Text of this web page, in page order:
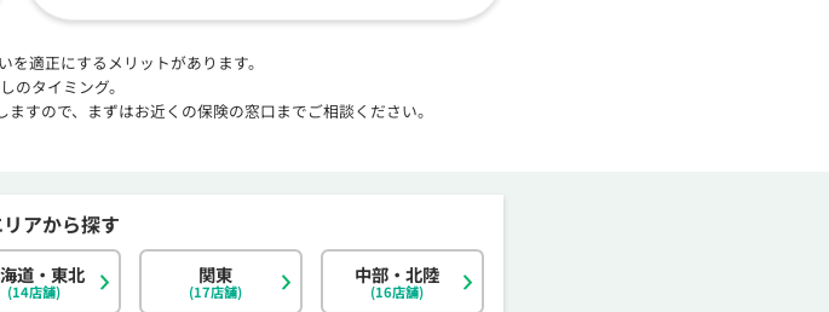
適正にするメリットがあります。
のタイミング。
すので、まずはお近くの保険の窓口までご相談ください。
道・東北
(14店舗)
関東
(17店舗)
中部・北陸
(16店舗)